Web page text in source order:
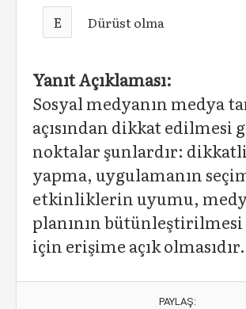
E Dürüst olma
Yanıt Açıklaması:
Sosyal medyanın medya
açısından dikkat edilmesi
noktalar şunlardır:
yapma, uygulamanın
etkinliklerin uyumu,
planının bütünleştirilmesi
için erişime açık olmasıdır.
PAYLAŞ: